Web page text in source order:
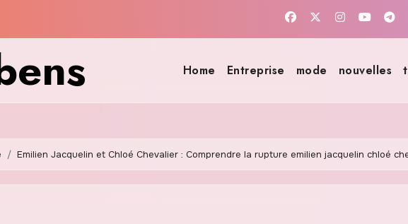
Home Entreprise mode nouvelles
Emilien Jacquelin et Chloé Chevalier : Comprendre la rupture emilien jacquelin chloé